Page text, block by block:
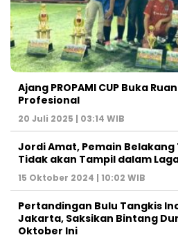
Ajang PROPAMI CUP Buka
Profesional
20 Juli 2025 | 03:14 WIB
Jordi Amat, Pemain
Tidak akan Tampil dalam
15 Oktober 2024 | 10:02 WIB
Pertandingan Bulu Tangkis
Jakarta, Saksikan Bintang
Oktober Ini